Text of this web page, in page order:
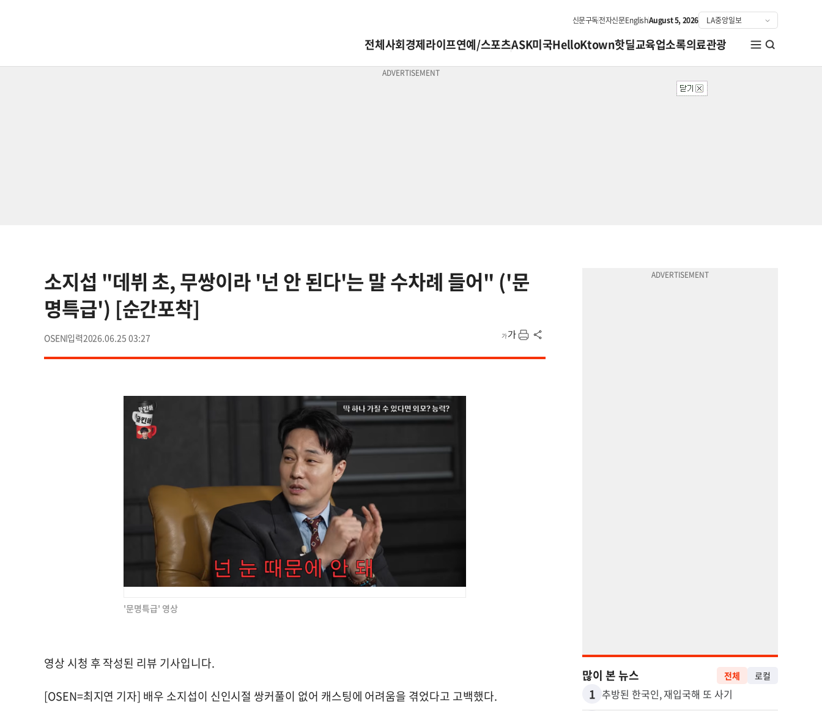
신문구독전자신문EnglishAugust 5, 2026
전체사회경제라이프연예/스포츠ASK미국HelloKtown핫딜교육업소록의료관광
소지섭 "데뷔 초, 무쌍이라 '넌 안 된다'는 말 수차례 들어" ('문
명특급') [순간포착]
OSEN 2026.06.25 03:27
'문명특급' 영상
영상 시청 후 작성된 리뷰 기사입니다.
[OSEN=최지연 기자] 배우 소지섭이 신인시절 쌍커풀이 없어 캐스팅에 어려움을 겪었다고 고백했다.
많이 본 뉴스 전체 로컬
1 추방된 한국인, 재입국해 또 사기